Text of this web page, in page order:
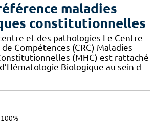
maladies
constitutionnelles
et des pathologies Le Centre
Compétences (CRC) Maladies
(MHC) est rattaché
Biologique au sein d
100%